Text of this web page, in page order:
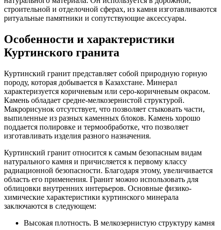
строительной и отделочной сферах, из камня изготавливаются
ритуальные памятники и сопутствующие аксессуары.
Особенности и характеристики
Куртинского гранита
Куртинский гранит представляет собой природную горную
породу, которая добывается в Казахстане. Минерал
характеризуется коричневым или серо-коричневым окрасом.
Камень обладает средне-мелкозернистой структурой.
Макрорисунок отсутствует, что позволяет стыковать части,
выпиленные из разных каменных блоков. Камень хорошо
поддается полировке и термообработке, что позволяет
изготавливать изделия разного назначения.
Куртинский гранит относится к самым безопасным видам
натурального камня и причисляется к первому классу
радиационной безопасности. Благодаря этому, увеличивается
область его применения. Гранит можно использовать для
облицовки внутренних интерьеров. Основные физико-
химические характеристики куртинского минерала
заключаются в следующем:
Высокая плотность. В мелкозернистую структуру камня